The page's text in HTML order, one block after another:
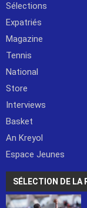
Sélections
Expatriés
Magazine
Tennis
National
Store
Interviews
Basket
An Kreyol
Espace Jeunes
SÉLECTION DE LA